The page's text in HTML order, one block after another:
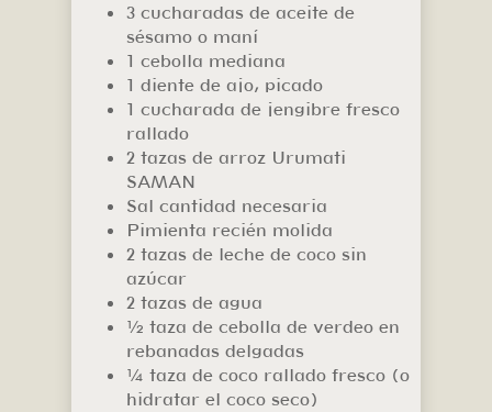
3 cucharadas de aceite de
sésamo o maní
1 cebolla mediana
1 diente de ajo, picado
1 cucharada de jengibre fresco
rallado
2 tazas de arroz Urumati
SAMAN
Sal cantidad necesaria
Pimienta recién molida
2 tazas de leche de coco sin
azúcar
2 tazas de agua
½ taza de cebolla de verdeo en
rebanadas delgadas
¼ taza de coco rallado fresco (o
hidratar el coco seco)